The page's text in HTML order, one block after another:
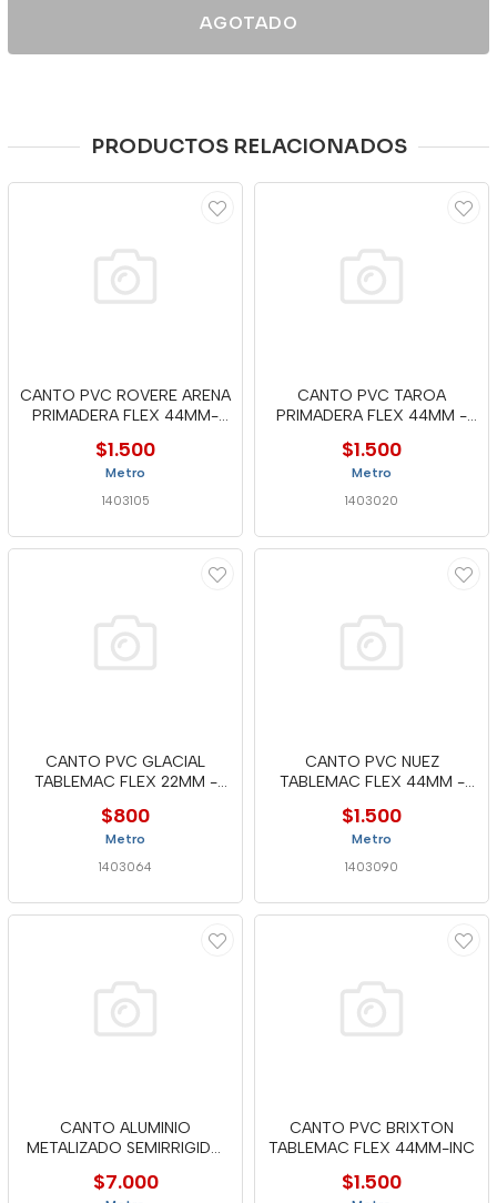
AGOTADO
PRODUCTOS RELACIONADOS
CANTO PVC ROVERE ARENA
PRIMADERA FLEX 44MM-
$1.500
Metro
1403105
CANTO PVC TAROA
PRIMADERA FLEX 44MM -
$1.500
Metro
1403020
CANTO PVC GLACIAL
TABLEMAC FLEX 22MM -
$800
Metro
1403064
CANTO PVC NUEZ
TABLEMAC FLEX 44MM -
$1.500
Metro
1403090
CANTO ALUMINIO
METALIZADO SEMIRRIGIDO
$7.000
CANTO PVC BRIXTON
TABLEMAC FLEX 44MM-INC
$1.500